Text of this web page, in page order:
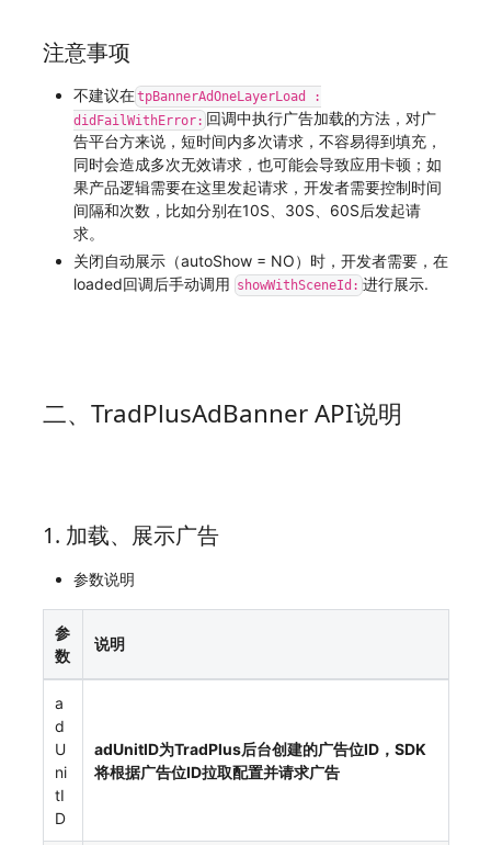
注意事项
不建议在tpBannerAdOneLayerLoad :
didFailWithError: 回调中执行广告加载的方法，对广
告平台方来说，短时间内多次请求，不容易得到填充，
同时会造成多次无效请求，也可能会导致应用卡顿；如
果产品逻辑需要在这里发起请求，开发者需要控制时间
间隔和次数，比如分别在10S、30S、60S后发起请
求。
关闭自动展示（autoShow = NO）时，开发者需要，在
loaded回调后手动调用 showWithSceneId: 进行展示.
二、TradPlusAdBanner API说明
1. 加载、展示广告
参数说明
参
数
说明
a
d
U
ni
tI
D
adUnitID为TradPlus后台创建的广告位ID，SDK
将根据广告位ID拉取配置并请求广告